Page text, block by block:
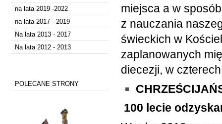
na lata 2019 -2022
na lata 2017 - 2019
Na lata 2013 - 2017
Na lata 2012 - 2013
POLECANE STRONY
miejsca a w
z nauczania
świeckich w
zaplanowanych
diecezji, w
100 lecie